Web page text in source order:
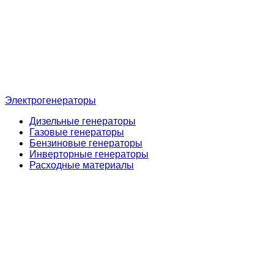
Электрогенераторы
Дизельные генераторы
Газовые генераторы
Бензиновые генераторы
Инверторные генераторы
Расходные материалы